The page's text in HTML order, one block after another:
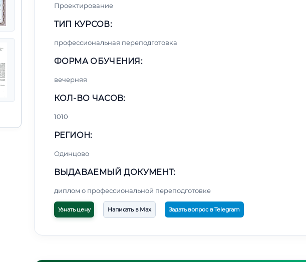
Проектирование
ТИП КУРСОВ:
профессиональная переподготовка
ФОРМА ОБУЧЕНИЯ:
вечерняя
КОЛ-ВО ЧАСОВ:
1010
РЕГИОН:
Одинцово
ВЫДАВАЕМЫЙ ДОКУМЕНТ:
диплом о профессиональной переподготовке
Узнать цену Написать в Max Задать вопрос в Telegram